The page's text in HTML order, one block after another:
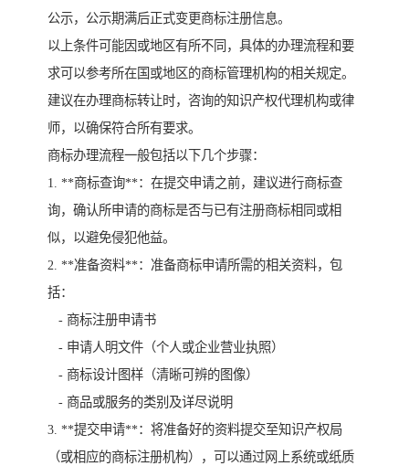
公示，公示期满后正式变更商标注册信息。
以上条件可能因或地区有所不同，具体的办理流程和要
求可以参考所在国或地区的商标管理机构的相关规定。
建议在办理商标转让时，咨询的知识产权代理机构或律
师，以确保符合所有要求。
商标办理流程一般包括以下几个步骤：
1. **商标查询**：在提交申请之前，建议进行商标查
询，确认所申请的商标是否与已有注册商标相同或相
似，以避免侵犯他益。
2. **准备资料**：准备商标申请所需的相关资料，包
括：
- 商标注册申请书
- 申请人明文件（个人或企业营业执照）
- 商标设计图样（清晰可辨的图像）
- 商品或服务的类别及详尽说明
3. **提交申请**：将准备好的资料提交至知识产权局
（或相应的商标注册机构），可以通过网上系统或纸质